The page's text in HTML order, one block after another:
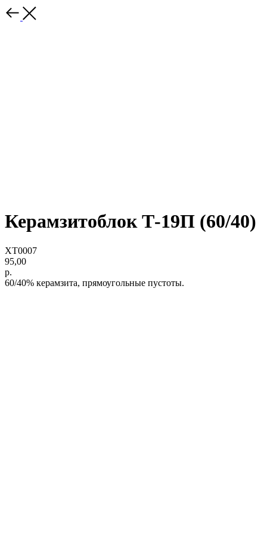
Керамзитоблок Т-19П (60/40)
XT0007
95,00
р.
60/40% керамзита, прямоугольные пустоты.